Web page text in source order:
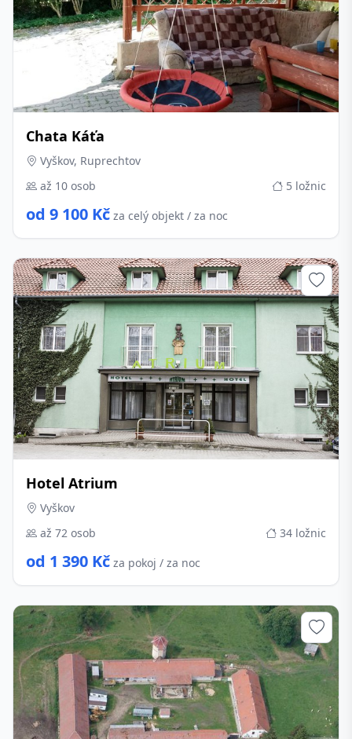
Chata Káťa
Vyškov, Ruprechtov
až 10 osob
5 ložnic
od 9 100 Kč za celý objekt / za noc
Hotel Atrium
Vyškov
až 72 osob
34 ložnic
od 1 390 Kč za pokoj / za noc